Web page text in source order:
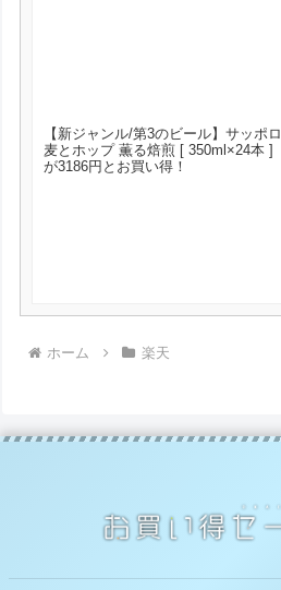
【新ジャンル/第3のビール】サッポロ
麦とホップ 薫る焙煎 [ 350ml×24本 ]
が3186円とお買い得！
ホーム 楽天